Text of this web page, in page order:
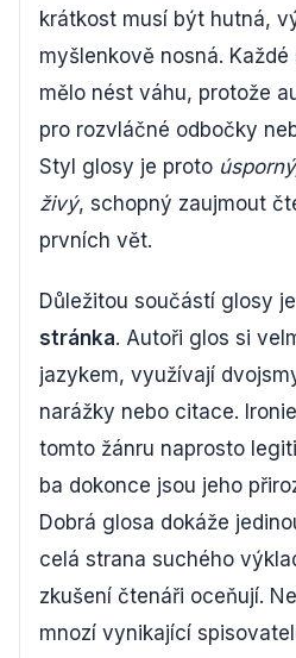
krátkost musí být hutná,
myšlenkově nosná.
mělo nést váhu, protože
pro rozvláčné odbočky
Styl glosy je proto
živý, schopný zaujmout
prvních vět.
Důležitou součástí glosy
stránka. Autoři glos si
jazykem, využívají
narážky nebo citace.
tomto žánru naprosto
ba dokonce jsou jeho
Dobrá glosa dokáže
celá strana suchého
zkušení čtenáři oceňují.
mnozí vynikající